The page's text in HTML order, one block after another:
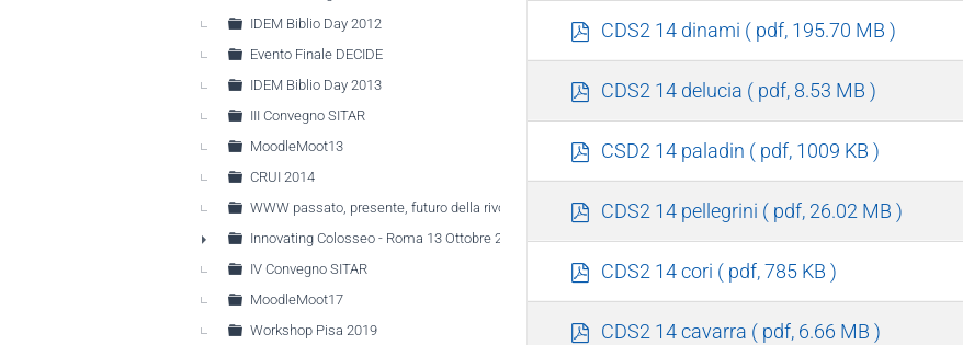
IDEM Biblio Day 2012
Evento Finale DECIDE
IDEM Biblio Day 2013
III Convegno SITAR
MoodleMoot13
CRUI 2014
WWW passato, presente, futuro della rivoluzione informatica
►
Innovating Colosseo - Roma 13 Ottobre 2015
IV Convegno SITAR
MoodleMoot17
Workshop Pisa 2019
pCDS2 14 dinami ( pdf, 195.70 MB )
pCDS2 14 delucia ( pdf, 8.53 MB )
pCSD2 14 paladin ( pdf, 1009 KB )
pCDS2 14 pellegrini ( pdf, 26.02 MB )
pCDS2 14 cori ( pdf, 785 KB )
pCDS2 14 cavarra ( pdf, 6.66 MB )